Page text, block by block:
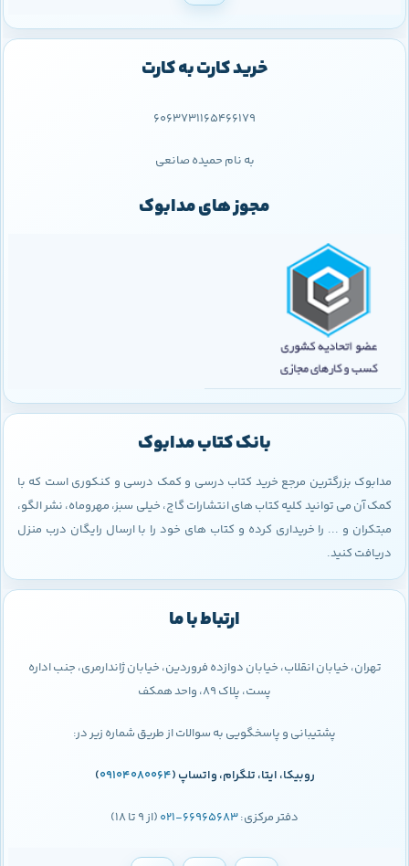
خرید کارت به کارت
6063731165466179
به نام حمیده صانعی
مجوز های مدابوک
بانک کتاب مدابوک
مدابوک بزرگترین مرجع خرید کتاب درسی و کمک درسی و کنکوری است که با
کمک آن می توانید کلیه کتاب های انتشارات گاج، خیلی سبز، مهروماه، نشر الگو،
مبتکران و ... را خریداری کرده و کتاب های خود را با ارسال رایگان درب منزل
دریافت کنید.
ارتباط با ما
تهران، خیابان انقلاب، خیابان دوازده فروردین، خیابان ژاندارمری، جنب اداره
پست، پلاک 89، واحد همکف
پشتیبانی و پاسخگویی به سوالات از طریق شماره زیر در:
روبیکا، ایتا، تلگرام، واتساپ (09104080064
)
دفتر مرکزی:66965683-021 (از 9 تا 18)